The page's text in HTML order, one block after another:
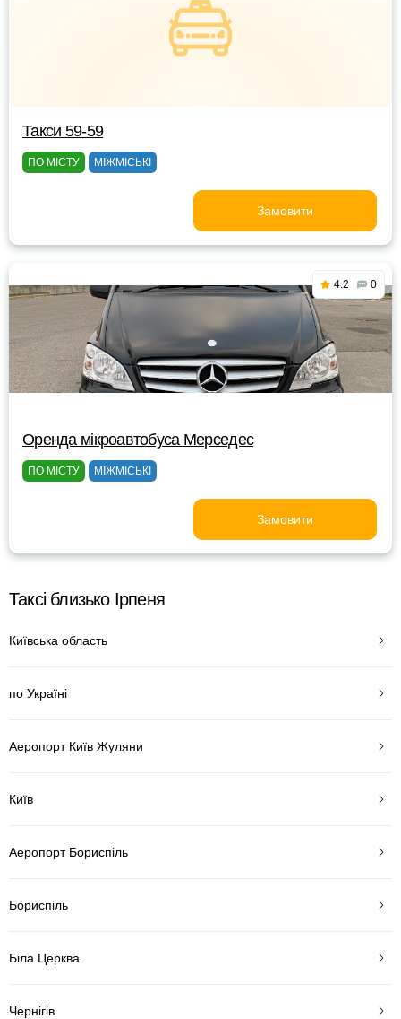
Такси 59-59
ПО МІСТУ МІЖМІСЬКІ
Замовити
4.2 0
Оренда мікроавтобуса Мерседес
ПО МІСТУ МІЖМІСЬКІ
Замовити
Таксі близько Ірпеня
Київська область
по Україні
Аеропорт Київ Жуляни
Київ
Аеропорт Бориспіль
Бориспіль
Біла Церква
Чернігів